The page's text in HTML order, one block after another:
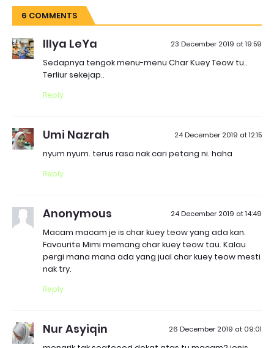
6 COMMENTS
Illya LeYa 23 December 2019 at 19:59
Sedapnya tengok menu-menu Char Kuey Teow tu..
Terliur sekejap..
Reply
Umi Nazrah 24 December 2019 at 12:15
nyum nyum. terus rasa nak cari petang ni. haha
Reply
Anonymous 24 December 2019 at 14:49
Macam macam je is char kuey teow yang ada kan.
Favourite Mimi memang char kuey teow tau. Kalau
pergi mana mana ada yang jual char kuey teow mesti
nak try.
Reply
Nur Asyiqin 26 December 2019 at 09:01